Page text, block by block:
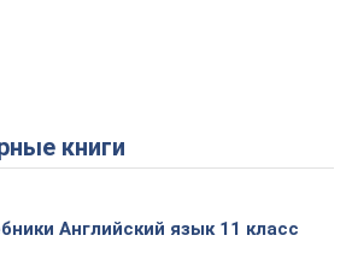
книги
Английский язык 11 класс